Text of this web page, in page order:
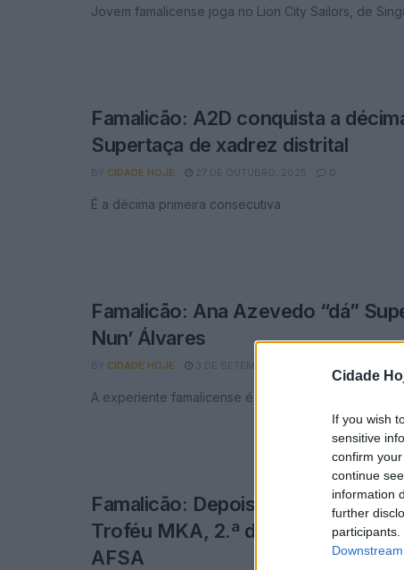
Cidade
If you wish
sensitive
confirm
continue
information
further
Jovem famalicense joga no Lion City Sailors, de
Famalicão: A2D conquista a
Supertaça de xadrez distrital
BY CIDADE HOJE 27 DE OUTUBRO, 2025 0
É a décima primeira consecutiva
Famalicão: Ana Azevedo “dá”
Nun’ Álvares
BY CIDADE HOJE 3 DE SETEMBRO, 2025
A experiente famalicense é a capitã da equipa de
Famalicão: Depois da Supertaça,
Troféu MKA, 2.ª divisão e
AFSA